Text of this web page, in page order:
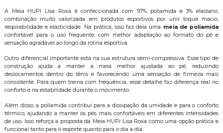
A Meia HUPI Lisa Roxa é confeccionada com 97% poliamida e 3% elastano,
combinação muito valorizada em produtos esportivos por unir toque macio,
respirabilidade e elasticidade. Na prática, isso faz dela uma meia de poliamida
confortável para o uso frequente, com melhor adaptação ao formato do pé e
sensação agradável ao longo da rotina esportiva.
Outro diferencial importante está na sua estrutura semi-compressiva. Esse tipo de
construção ajuda a manter a meia melhor ajustada ao pé, reduzindo
deslocamentos dentro do tênis e favorecendo uma sensação de firmeza mais
consistente. Para quem treina com frequência, esse detalhe faz diferença real no
conforto e na estabilidade durante o movimento.
Além disso, a poliamida contribui para a dissipação da umidade e para o conforto
térmico, ajudando a manter os pés mais confortáveis em diferentes intensidades
de uso. Isso reforça a proposta da Meia HUPI Lisa Roxa como uma opção prática e
funcional tanto para o esporte quanto para o dia a dia.